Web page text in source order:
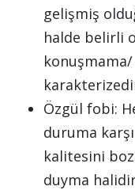
gelişmiş
halde belirli
Özgül fobi:
duruma
kalitesini
duyma